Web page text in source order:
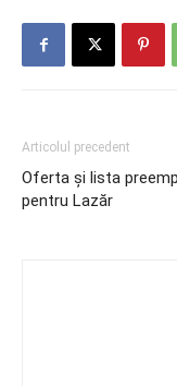
Articolul precedent
Oferta și lista
pentru Lazăr